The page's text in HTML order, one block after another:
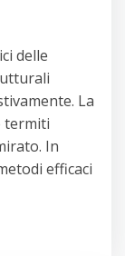
delle
La
termiti
In
efficaci